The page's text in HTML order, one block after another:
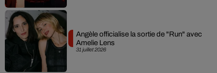
31 juillet 2026
Angèle officialise la sortie de "Run" avec
Amelie Lens